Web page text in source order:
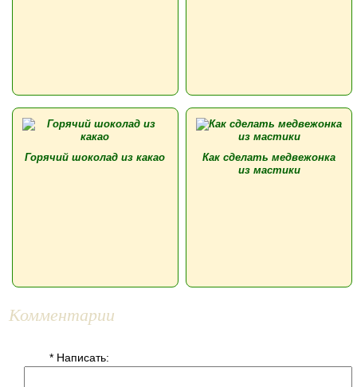
Горячий шоколад из какао
Как сделать медвежонка
из мастики
Комментарии
* Написать: